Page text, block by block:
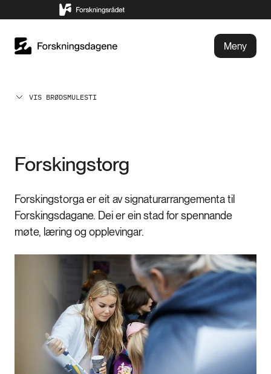
Meny
VIS BRØDSMULESTI
Forskingstorg
Forskingstorga er eit av signaturarrangementa til
Forskingsdagane. Dei er ein stad for spennande
møte, læring og opplevingar.